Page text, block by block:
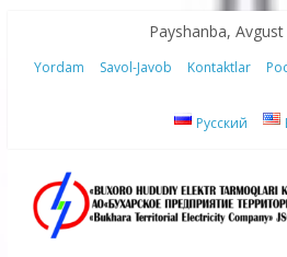
content
Payshanba,
Yordam Savol-Javob Kontaktlar
Русский